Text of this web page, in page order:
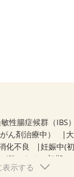
性腸症候群（IBS）
ん剤治療中）
化不良
妊娠中(
気になる（初期）
妊娠糖尿病(初期)
表示する